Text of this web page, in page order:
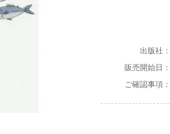
出版社：
販売開始日：
ご確認事項：